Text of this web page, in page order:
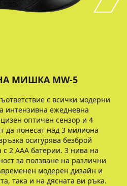
МИШКА MW-5
с всички модерни
интензивна ежедневна
оптичен сензор и 4
да понесат над 3 милиона
осигурява безброй
2 AAA батерии. 3 нива на
за ползване на различни
модерен дизайн и
така и на дясната ви ръка.